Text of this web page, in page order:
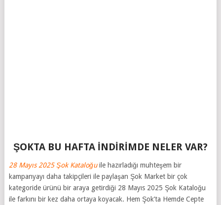
ŞOKTA BU HAFTA İNDİRİMDE NELER VAR?
28 Mayıs 2025 Şok Kataloğuile hazırladığı muhteşem bir
kampanyayı daha takipçileri ile paylaşan Şok Market bir çok
kategoride ürünü bir araya getirdiği 28 Mayıs 2025 Şok Kataloğu
ile farkını bir kez daha ortaya koyacak. Hem Şok’ta Hemde Cepte